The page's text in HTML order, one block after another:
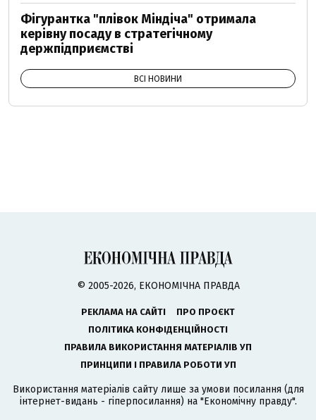
Фігурантка "плівок Міндіча" отримала
керівну посаду в стратегічному
держпідприємстві
ВСІ НОВИНИ
© 2005-2026, ЕКОНОМІЧНА ПРАВДА
РЕКЛАМА НА САЙТІ
ПРО ПРОЄКТ
ПОЛІТИКА КОНФІДЕНЦІЙНОСТІ
ПРАВИЛА ВИКОРИСТАННЯ МАТЕРІАЛІВ УП
ПРИНЦИПИ І ПРАВИЛА РОБОТИ УП
Використання матеріалів сайту лише за умови посилання (для
інтернет-видань - гіперпосилання) на "Економічну правду".